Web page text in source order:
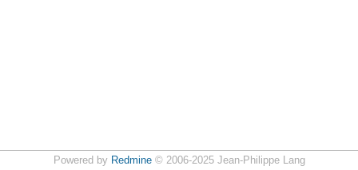
Powered by Redmine© 2006-2025 Jean-Philippe Lang